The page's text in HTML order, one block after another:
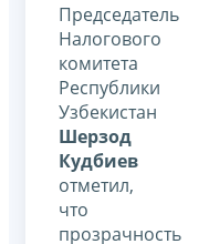
Председатель
Налогового
комитета
Республики
Узбекистан
Шерзод
Кудбиев
отметил,
что
прозрачность